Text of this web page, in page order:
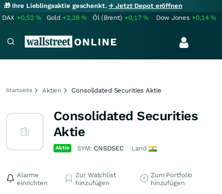
🎁 Ihre Lieblingsaktie geschenkt.→ Jetzt Depot eröffnen
DAX +0,52% Gold +2,38% Öl (Brent) +0,17% Dow Jones +0,14%
Startseite Aktien Consolidated Securities Aktie
Consolidated Securities
Aktie
Aktie SYM: CNSDSEC Land
Alarme
einrichten
Zur Watchlist
hinzufügen
Zum Portfolio
hinzufügen